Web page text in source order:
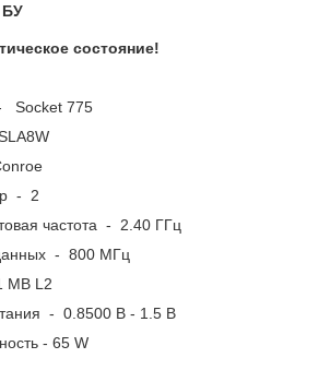
БУ
состояние!
Socket 775
- 2
частота - 2.40 ГГц
- 800 МГц
MB L2
- 0.8500 В - 1.5 В
- 65 W